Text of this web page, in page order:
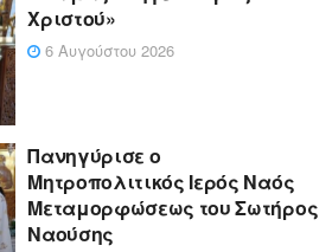
Χριστού»
6 Αυγούστου 2026
Πανηγύρισε ο
Μητροπολιτικός Ιερός Ναός
Μεταμορφώσεως του Σωτήρος
Ναούσης